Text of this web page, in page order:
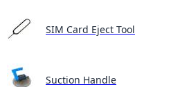
SIM Card Eject Tool
Suction Handle